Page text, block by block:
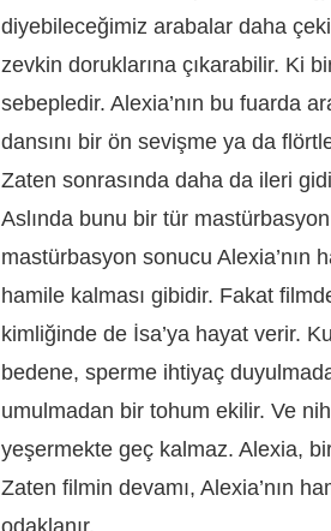
diyebileceğimiz arabalar daha
zevkin doruklarına çıkarabilir. Ki
sebepledir. Alexia’nın bu fuarda
dansını bir ön sevişme ya da
Zaten sonrasında daha da ileri
Aslında bunu bir tür
mastürbasyon sonucu Alexia’nın
hamile kalması gibidir. Fakat
kimliğinde de İsa’ya hayat verir.
bedene, sperme ihtiyaç
umulmadan bir tohum ekilir. Ve
yeşermekte geç kalmaz. Alexia,
Zaten filmin devamı, Alexia’nın
odaklanır.